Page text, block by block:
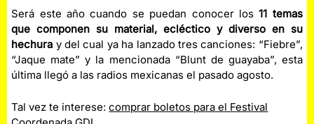
Será este año cuando se puedan conocer los11 temas
que componen su material, ecléctico y diverso en su
hechura y del cual ya ha lanzado tres canciones: “Fiebre”,
“Jaque mate” y la mencionada “Blunt de guayaba”, esta
última llegó a las radios mexicanas el pasado agosto.
Tal vez te interese:comprar boletos para el Festival